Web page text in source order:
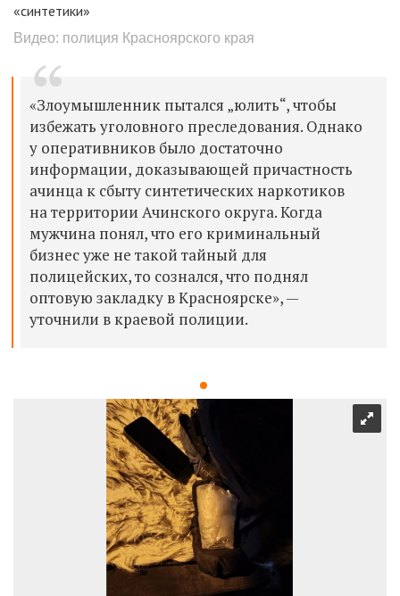
«синтетики»
Видео: полиция Красноярского края
«Злоумышленник пытался „юлить“, чтобы
избежать уголовного преследования. Однако
у оперативников было достаточно
информации, доказывающей причастность
ачинца к сбыту синтетических наркотиков
на территории Ачинского округа. Когда
мужчина понял, что его криминальный
бизнес уже не такой тайный для
полицейских, то сознался, что поднял
оптовую закладку в Красноярске», —
уточнили в краевой полиции.